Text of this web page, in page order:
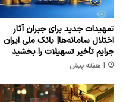
تمهیدات جدید برای جبران آثار
اختلال سامانه‌ها| بانک ملی ایران
جرایم تأخیر تسهیلات را بخشید
1 هفته پیش